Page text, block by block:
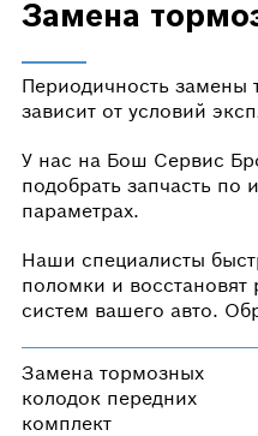
Замена
Периодичность замены
зависит от условий
У нас на Бош Сервис
подобрать запчасть по
параметрах.
Наши специалисты
поломки и восстановят
систем вашего авто.
Замена тормозных
колодок передних
комплект